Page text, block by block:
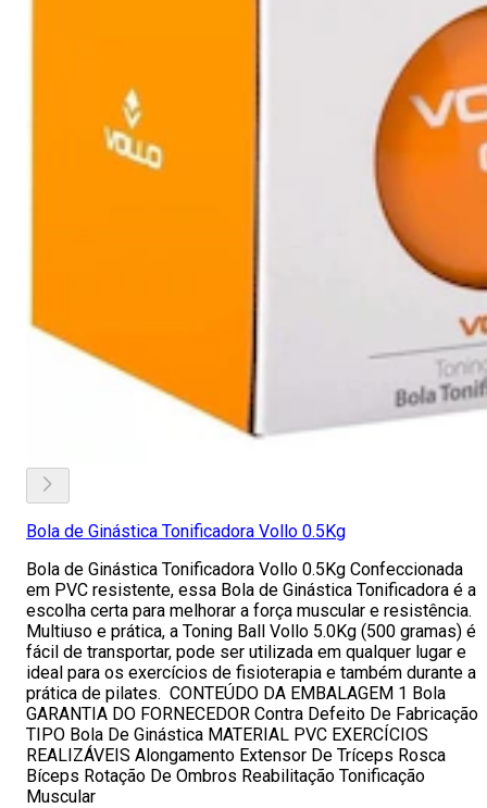
Bola de Ginástica Tonificadora Vollo 0.5Kg
Bola de Ginástica Tonificadora Vollo 0.5Kg Confeccionada
em PVC resistente, essa Bola de Ginástica Tonificadora é a
escolha certa para melhorar a força muscular e resistência.
Multiuso e prática, a Toning Ball Vollo 5.0Kg (500 gramas) é
fácil de transportar, pode ser utilizada em qualquer lugar e
ideal para os exercícios de fisioterapia e também durante a
prática de pilates. CONTEÚDO DA EMBALAGEM 1 Bola
GARANTIA DO FORNECEDOR Contra Defeito De Fabricação
TIPO Bola De Ginástica MATERIAL PVC EXERCÍCIOS
REALIZÁVEIS Alongamento Extensor De Tríceps Rosca
Bíceps Rotação De Ombros Reabilitação Tonificação
Muscular